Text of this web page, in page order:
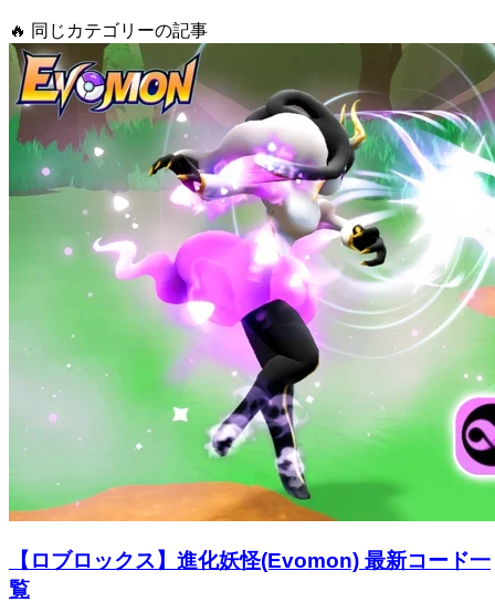
🔥 同じカテゴリーの記事
【ロブロックス】進化妖怪(Evomon) 最新コード一
覧